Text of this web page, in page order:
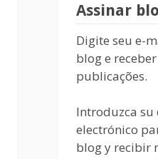
Assinar
Digite seu e-
blog e
publicações.
Introduzca su
electrónico
blog y recibir